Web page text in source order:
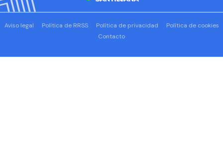
Aviso legal Política de RRSS Política de privacidad
Política de cookies
Contacto